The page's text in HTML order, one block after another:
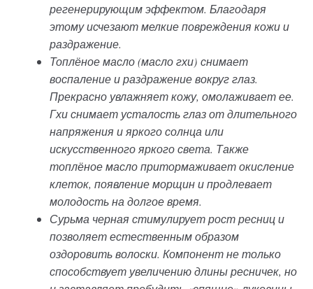
регенерирующим эффектом. Благодаря
этому исчезают мелкие повреждения кожи и
раздражение.
Топлёное масло (масло гхи) снимает
воспаление и раздражение вокруг глаз.
Прекрасно увлажняет кожу, омолаживает ее.
Гхи снимает усталость глаз от длительного
напряжения и яркого солнца или
искусственного яркого света. Также
топлёное масло притормаживает окисление
клеток, появление морщин и продлевает
молодость на долгое время.
Сурьма черная стимулирует рост ресниц и
позволяет естественным образом
оздоровить волоски. Компонент не только
способствует увеличению длины ресничек, но